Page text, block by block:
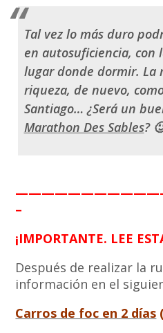
Tal vez lo más duro
en autosuficiencia,
lugar donde dormir. La
riqueza, de nuevo,
Santiago… ¿Será un
Marathon Des Sables?
–
¡IMPORTANTE. LEE
Después de realizar la
información en el
Carros de foc en 2 días (